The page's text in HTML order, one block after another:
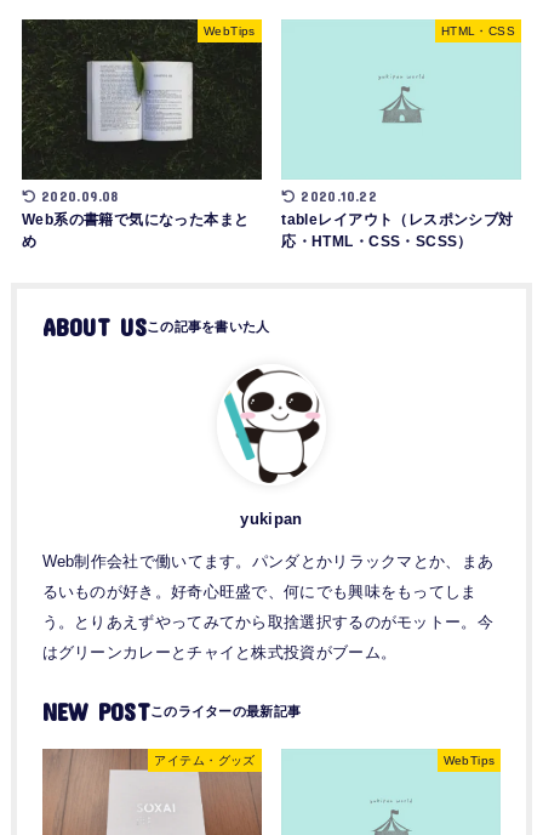
WebTips
2020.09.08
Web系の書籍で気になった本まと
め
HTML・CSS
2020.10.22
tableレイアウト（レスポンシブ対
応・HTML・CSS・SCSS）
ABOUT US
yukipan
Web制作会社で働いてます。パンダとかリラックマとか、まあ
るいものが好き。好奇心旺盛で、何にでも興味をもってしま
う。とりあえずやってみてから取捨選択するのがモットー。今
はグリーンカレーとチャイと株式投資がブーム。
NEW POST
アイテム・グッズ WebTips